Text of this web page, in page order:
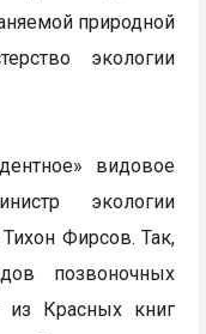
природной
экологии
видовое
экологии
Фирсов. Так,
позвоночных
Красных книг